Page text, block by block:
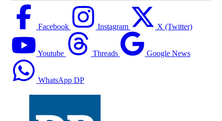
Facebook Instagram X (Twitter)
Youtube Threads Google News
WhatsApp DP